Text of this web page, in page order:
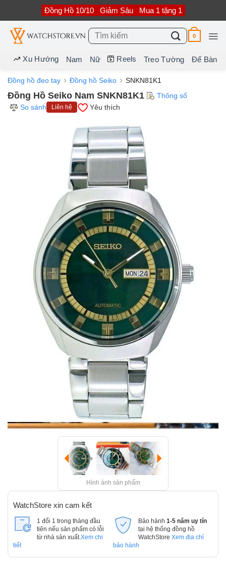
nội
dung
Đồng Hồ 10/10 Giảm Sâu Mua 1 tặng 1
Tìm
kiếm:
0
Xu Hướng Nam Nữ Reels Treo Tường Để Bàn
Đồng hồ đeo tay Đồng hồ Seiko SNKN81K1
Đồng Hồ Seiko Nam SNKN81K1
Thông số
So sánh
Liên hệ Yêu thích
Hình ảnh sản phẩm
WatchStore xin cam kết
1 đổi 1 trong tháng đầu
tiên nếu sản phẩm có lỗi
từ nhà sản xuất. Xem chi
tiết
Bảo hành 1-5 năm uy tín
tại hệ thống đồng hồ
WatchStore Xem địa chỉ
bảo hành